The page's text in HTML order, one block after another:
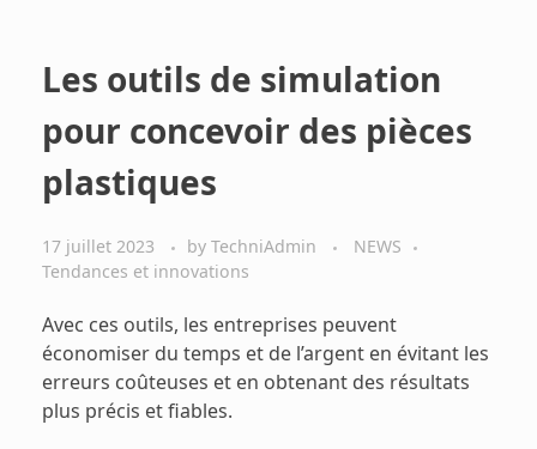
Les outils de simulation
pour concevoir des pièces
plastiques
17 juillet 2023 by TechniAdmin
NEWS
Tendances et innovations
Avec ces outils, les entreprises peuvent
économiser du temps et de l’argent en évitant les
erreurs coûteuses et en obtenant des résultats
plus précis et fiables.